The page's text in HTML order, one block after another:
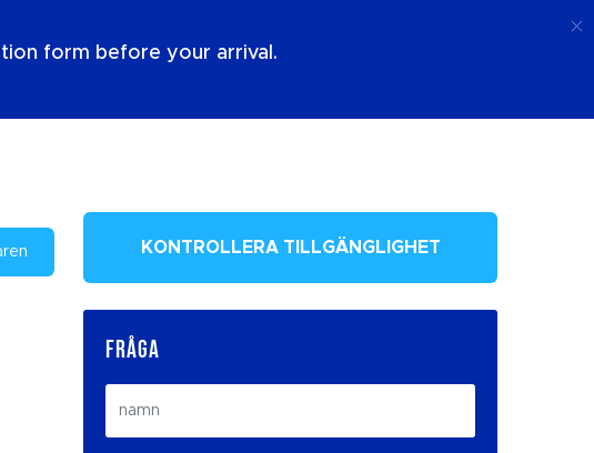
form before your arrival.
KONTROLLERA TILLGÄNGLIGHET
FRÅGA